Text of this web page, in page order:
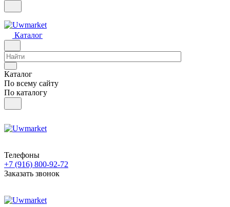
Каталог
Каталог
По всему сайту
По каталогу
Телефоны
+7 (916) 800-92-72
Заказать звонок